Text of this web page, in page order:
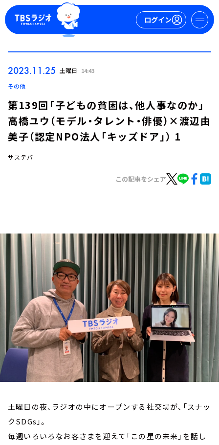
ログイン
イベント・グッズ
YouTube
会社情報
2023.11.25 土曜日 14:43
その他
第139回「子どもの貧困は、他人事なのか」
高橋ユウ（モデル・タレント・俳優）×渡辺由
美子（認定NPO法人「キッズドア」） 1
サステバ
この記事をシェア
土曜日の夜、ラジオの中にオープンする社交場が、「スナッ
クSDGs」。
毎週いろいろなお客さまを迎えて「この星の未来」を話し